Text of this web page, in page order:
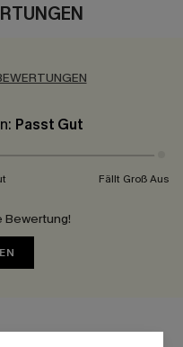
Passt Gut
Fällt Groß Aus
Bewertung!